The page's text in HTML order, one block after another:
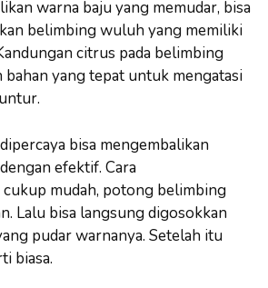
warna baju yang memudar, bisa
belimbing wuluh yang memiliki
citrus pada belimbing
yang tepat untuk mengatasi
bisa mengembalikan
efektif. Cara
mudah, potong belimbing
Lalu bisa langsung digosokkan
pudar warnanya. Setelah itu
biasa.